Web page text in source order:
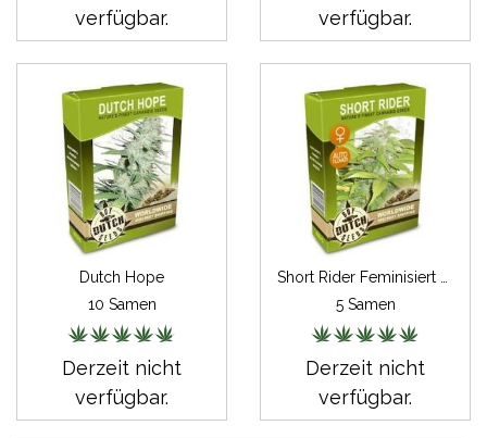
verfügbar.
verfügbar.
Dutch Hope
10 Samen
Derzeit nicht
verfügbar.
5 Samen
Derzeit nicht
verfügbar.